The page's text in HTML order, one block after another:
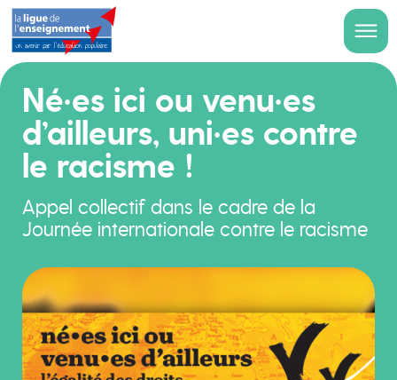
Né·es ici ou venu·es
d’ailleurs, uni·es contre
le racisme !
Appel collectif dans le cadre de la
Journée internationale contre le racisme